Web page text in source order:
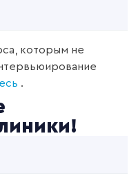
которым не
.